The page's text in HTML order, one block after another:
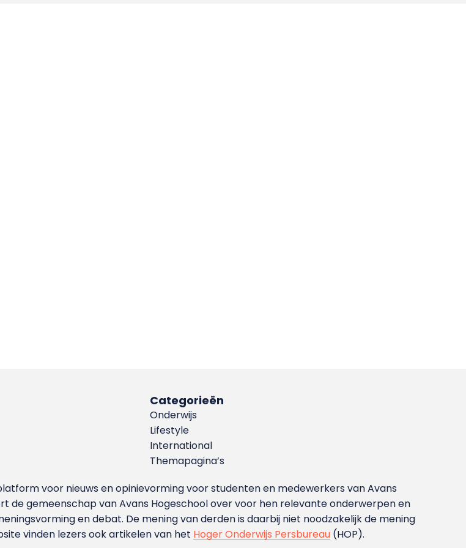
Categorieën
Onderwijs
Lifestyle
International
Themapagina’s
voor nieuws en opinievorming voor studenten en medewerkers van Avans
de gemeenschap van Avans Hogeschool over voor hen relevante onderwerpen en
en debat. De mening van derden is daarbij niet noodzakelijk de mening
vinden lezers ook artikelen van het Hoger Onderwijs Persbureau (HOP).